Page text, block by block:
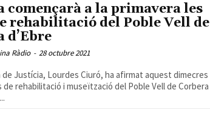
començarà a la primavera les
rehabilitació del Poble Vell de
d’Ebre
Ràdio - 28 octubre 2021
de Justícia, Lourdes Ciuró, ha afirmat aquest dimecres
de rehabilitació i museïtzació del Poble Vell de Corbera